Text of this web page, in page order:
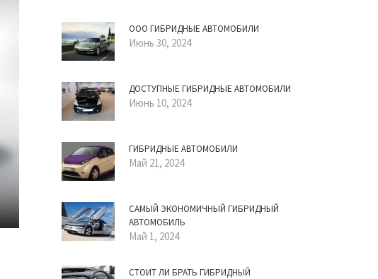
ООО ГИБРИДНЫЕ АВТОМОБИЛИ
Июнь 30, 2024
ДОСТУПНЫЕ ГИБРИДНЫЕ АВТОМОБИЛИ
Июнь 10, 2024
ГИБРИДНЫЕ АВТОМОБИЛИ
Май 21, 2024
САМЫЙ ЭКОНОМИЧНЫЙ ГИБРИДНЫЙ
АВТОМОБИЛЬ
Май 1, 2024
СТОИТ ЛИ БРАТЬ ГИБРИДНЫЙ